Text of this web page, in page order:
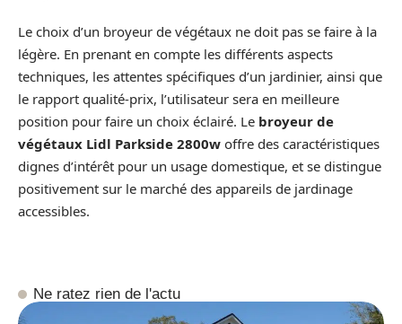
Le choix d’un broyeur de végétaux ne doit pas se faire à la
légère. En prenant en compte les différents aspects
techniques, les attentes spécifiques d’un jardinier, ainsi que
le rapport qualité-prix, l’utilisateur sera en meilleure
position pour faire un choix éclairé. Le broyeur de
végétaux Lidl Parkside 2800w offre des caractéristiques
dignes d’intérêt pour un usage domestique, et se distingue
positivement sur le marché des appareils de jardinage
accessibles.
Ne ratez rien de l'actu